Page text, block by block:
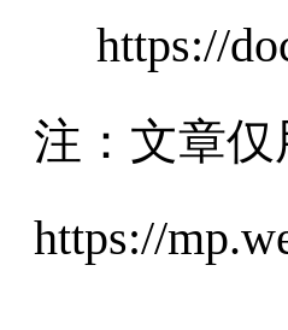
https://
注：文章
https://